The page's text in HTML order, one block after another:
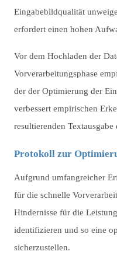
Eingabebildqualität
erfordert einen hohen
Vor dem Hochladen der
Vorverarbeitungsphase
der der Optimierung der
verbessert empirischen
resultierenden Textausgabe
Protokoll zur
Aufgrund umfangreicher
für die schnelle
Hindernisse für die
identifizieren und so eine
sicherzustellen.